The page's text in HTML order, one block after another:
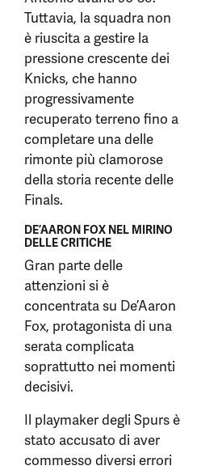
Tuttavia, la squadra non
è riuscita a gestire la
pressione crescente dei
Knicks, che hanno
progressivamente
recuperato terreno fino a
completare una delle
rimonte più clamorose
della storia recente delle
Finals.
DE’AARON FOX NEL MIRINO
DELLE CRITICHE
Gran parte delle
attenzioni si è
concentrata su De’Aaron
Fox, protagonista di una
serata complicata
soprattutto nei momenti
decisivi.
Il playmaker degli Spurs è
stato accusato di aver
commesso diversi errori